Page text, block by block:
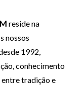
reside na
nossos
1992,
conhecimento
tradição e